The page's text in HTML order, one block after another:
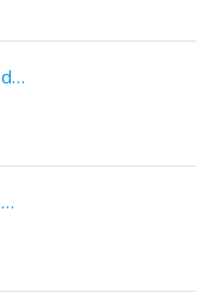
CIC Le Plessis-Belleville 22 Place de L'eglise
CIC Thorigny-Sur-Marne 2 Place Du Général Leclerc